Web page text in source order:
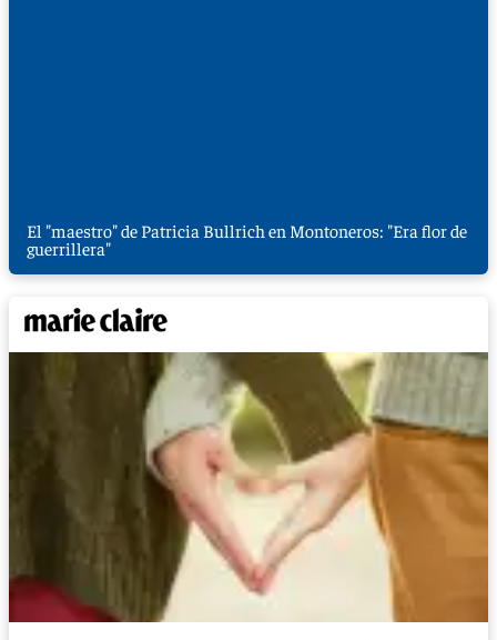
El "maestro" de Patricia Bullrich en Montoneros: "Era flor de
guerrillera"